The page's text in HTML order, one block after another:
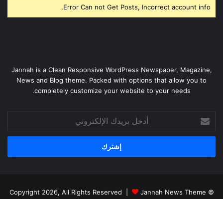
Error Can not Get Posts, Incorrect account info.
Jannah is a Clean Responsive WordPress Newspaper, Magazine,
News and Blog theme. Packed with options that allow you to
completely customize your website to your needs.
أدخل
بريدك
الإلكتروني
© Copyright 2026, All Rights Reserved |
Jannah News Theme